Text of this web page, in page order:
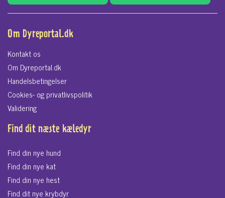
Om Dyreportal.dk
Kontakt os
Om Dyreportal.dk
Handelsbetingelser
Cookies- og privatlivspolitik
Validering
Find dit næste kæledyr
Find din nye hund
Find din nye kat
Find din nye hest
Find dit nye krybdyr